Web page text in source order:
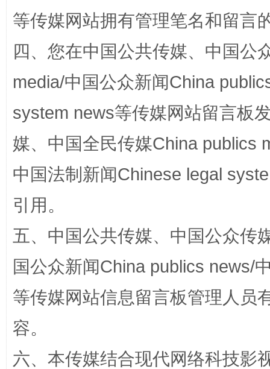
国家大学科技园优化重塑工作
等传媒网站拥有管理笔名和留言
四、您在中国公共传媒、中国公
media/中国公众新闻China
system news等传媒网站留言板
媒、中国全民传媒China publics
中国法制新闻Chinese legal
引用。
五、中国公共传媒、中国公众传
国公众新闻China publics news/
等传媒网站信息留言板管理人员
容。
六、本传媒结合现代网络科技影